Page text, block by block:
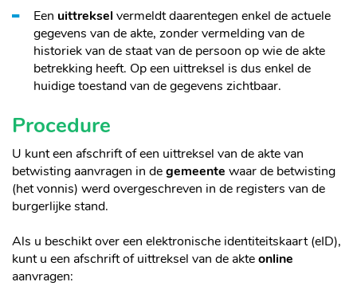
Een uittreksel vermeldt daarentegen enkel de actuele
gegevens van de akte, zonder vermelding van de
historiek van de staat van de persoon op wie de akte
betrekking heeft. Op een uittreksel is dus enkel de
huidige toestand van de gegevens zichtbaar.
Procedure
U kunt een afschrift of een uittreksel van de akte van
betwisting aanvragen in degemeente waar de betwisting
(het vonnis) werd overgeschreven in de registers van de
burgerlijke stand.
Als u beschikt over een elektronische identiteitskaart (eID),
kunt u een afschrift of uittreksel van de akteonline
aanvragen: